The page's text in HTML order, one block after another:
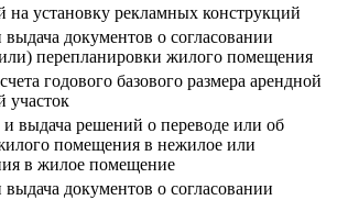
на установку рекламных конструкций
документов о согласовании
перепланировки жилого помещения
годового базового размера арендной
участок
выдача решений о переводе или об
помещения в нежилое или
в жилое помещение
документов о согласовании